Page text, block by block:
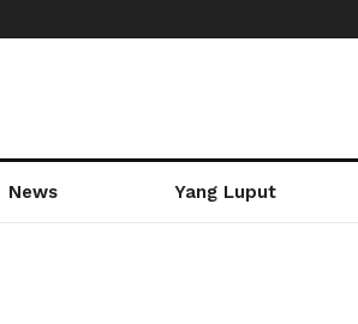
News Yang Luput